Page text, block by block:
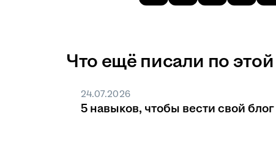
Что ещё писали по
24.07.2026
5 навыков, чтобы вести свой блог